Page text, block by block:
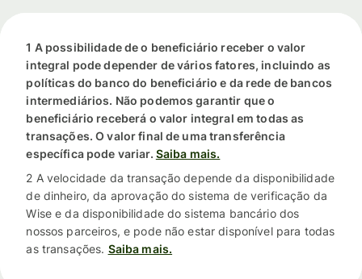
1 A possibilidade de o beneficiário receber o valor
integral pode depender de vários fatores, incluindo as
políticas do banco do beneficiário e da rede de bancos
intermediários. Não podemos garantir que o
beneficiário receberá o valor integral em todas as
transações. O valor final de uma transferência
específica pode variar. Saiba mais.
2 A velocidade da transação depende da disponibilidade
de dinheiro, da aprovação do sistema de verificação da
Wise e da disponibilidade do sistema bancário dos
nossos parceiros, e pode não estar disponível para todas
as transações. Saiba mais.